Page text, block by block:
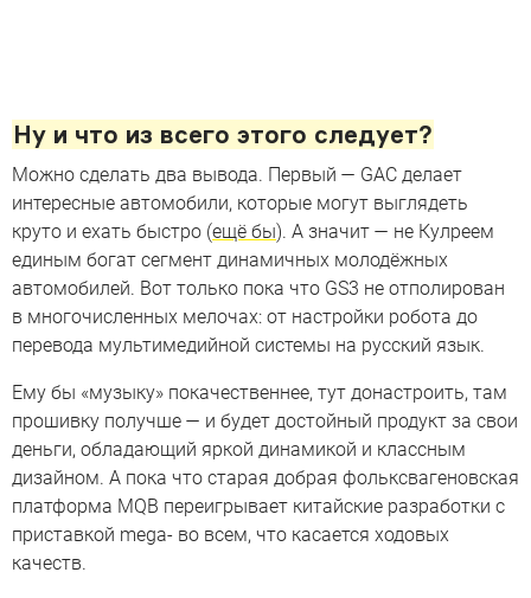
Ну и что из всего этого следует?
Можно сделать два вывода. Первый — GAC делает
интересные автомобили, которые могут выглядеть
круто и ехать быстро (ещё бы). А значит — не Кулреем
единым богат сегмент динамичных молодёжных
автомобилей. Вот только пока что GS3 не отполирован
в многочисленных мелочах: от настройки робота до
перевода мультимедийной системы на русский язык.
Ему бы «музыку» покачественнее, тут донастроить, там
прошивку получше — и будет достойный продукт за свои
деньги, обладающий яркой динамикой и классным
дизайном. А пока что старая добрая фольксвагеновская
платформа MQB переигрывает китайские разработки с
приставкой mega- во всем, что касается ходовых
качеств.